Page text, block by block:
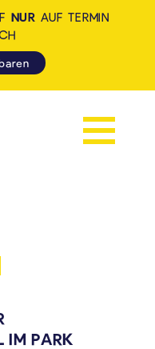
Navigation
NUR AUF TERMIN
IM PARK